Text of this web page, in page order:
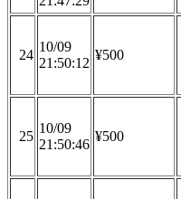
24
10/09
21:50:12
¥500
25
10/09
21:50:46
¥500